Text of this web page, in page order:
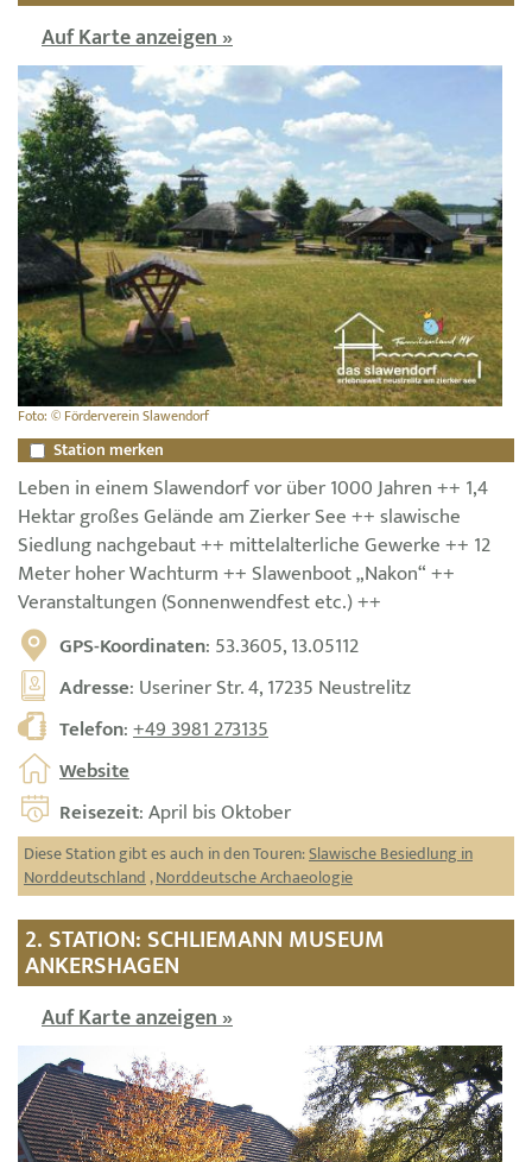
Auf Karte anzeigen »
Foto: © Förderverein Slawendorf
Station merken
Leben in einem Slawendorf vor über 1000 Jahren ++ 1,4
Hektar großes Gelände am Zierker See ++ slawische
Siedlung nachgebaut ++ mittelalterliche Gewerke ++ 12
Meter hoher Wachturm ++ Slawenboot „Nakon“ ++
Veranstaltungen (Sonnenwendfest etc.) ++
GPS-Koordinaten: 53.3605, 13.05112
Adresse: Useriner Str. 4, 17235 Neustrelitz
Telefon:+49 3981 273135
Website
Reisezeit: April bis Oktober
Diese Station gibt es auch in den Touren:Slawische Besiedlung in
Norddeutschland,Norddeutsche Archaeologie
2. STATION: SCHLIEMANN MUSEUM
ANKERSHAGEN
Auf Karte anzeigen »